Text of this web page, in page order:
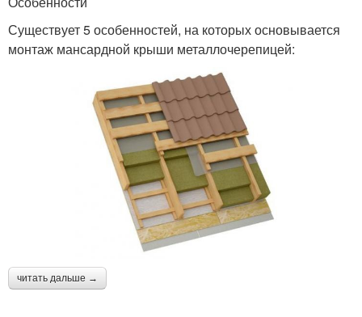
Существует 5 особенностей, на которых основывается
монтаж мансардной крыши металлочерепицей:
читать дальше →